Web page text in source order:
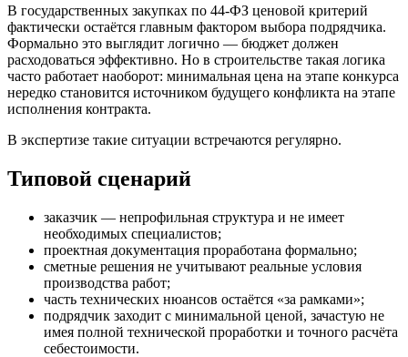
В государственных закупках по 44-ФЗ ценовой критерий
фактически остаётся главным фактором выбора подрядчика.
Формально это выглядит логично — бюджет должен
расходоваться эффективно. Но в строительстве такая логика
часто работает наоборот: минимальная цена на этапе конкурса
нередко становится источником будущего конфликта на этапе
исполнения контракта.
В экспертизе такие ситуации встречаются регулярно.
Типовой сценарий
заказчик — непрофильная структура и не имеет
необходимых специалистов;
проектная документация проработана формально;
сметные решения не учитывают реальные условия
производства работ;
часть технических нюансов остаётся «за рамками»;
подрядчик заходит с минимальной ценой, зачастую не
имея полной технической проработки и точного расчёта
себестоимости.